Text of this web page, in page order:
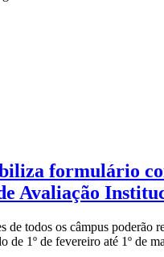
formulário
Avaliação
de todos os câmpus poderão
de 1º de fevereiro até 1º de